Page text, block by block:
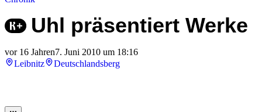
Uhl präsentiert Werke
vor 16 Jahren7. Juni 2010 um 18:16
Leibnitz
Deutschlandsberg